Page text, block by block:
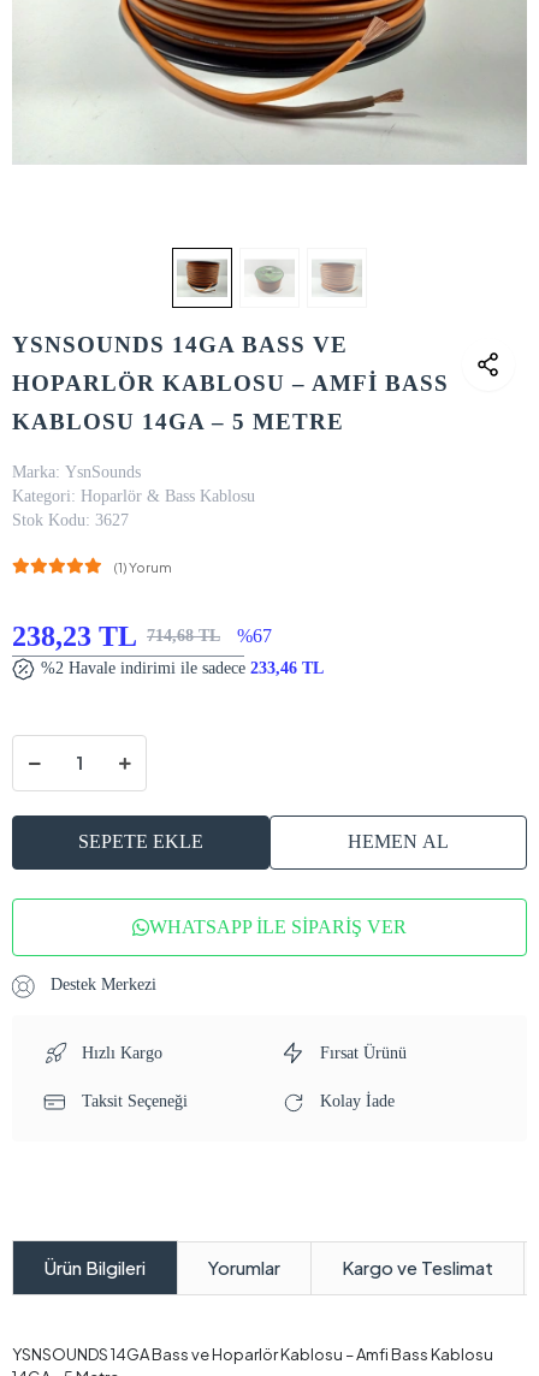
YSNSOUNDS 14GA BASS VE
HOPARLÖR KABLOSU – AMFİ BASS
KABLOSU 14GA – 5 METRE
Marka: YsnSounds
Kategori: Hoparlör & Bass Kablosu
Stok Kodu: 3627
(1) Yorum
238,23 TL 714,68 TL %67
%2 Havale indirimi ile sadece 233,46 TL
SEPETE EKLE HEMEN AL
WHATSAPP İLE SİPARİŞ VER
Destek Merkezi
Hızlı Kargo Fırsat Ürünü
Taksit Seçeneği Kolay İade
Ürün Bilgileri Yorumlar Kargo ve Teslimat
YSNSOUNDS 14GA Bass ve Hoparlör Kablosu – Amfi Bass Kablosu